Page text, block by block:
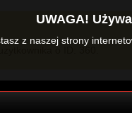
UWAGA!
z naszej strony